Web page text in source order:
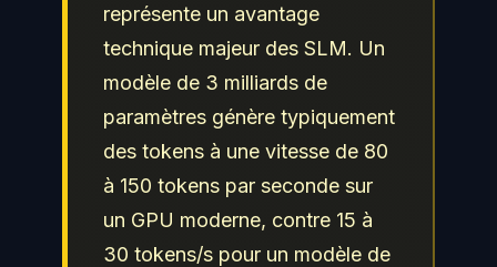
représente un avantage
technique majeur des SLM. Un
modèle de 3 milliards de
paramètres génère typiquement
des tokens à une vitesse de 80
à 150 tokens par seconde sur
un GPU moderne, contre 15 à
30 tokens/s pour un modèle de